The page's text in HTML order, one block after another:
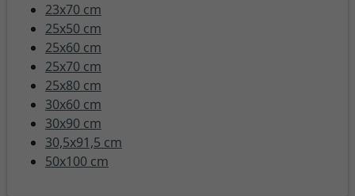
23x70 cm
25x50 cm
25x60 cm
25x70 cm
25x80 cm
30x60 cm
30x90 cm
30,5x91,5 cm
50x100 cm